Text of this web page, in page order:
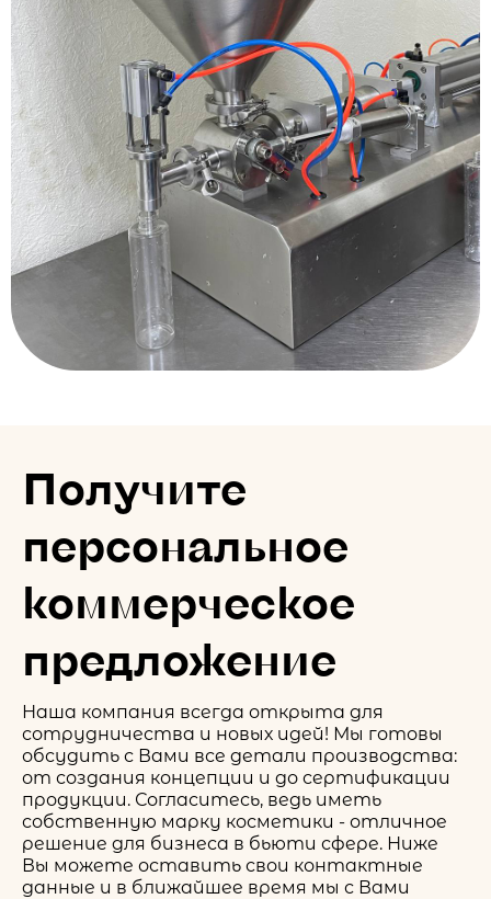
Получите
персональное
коммерческое
предложение
Наша компания всегда открыта для
сотрудничества и новых идей! Мы готовы
обсудить с Вами все детали производства:
от создания концепции и до сертификации
продукции. Согласитесь, ведь иметь
собственную марку косметики - отличное
решение для бизнеса в бьюти сфере. Ниже
Вы можете оставить свои контактные
данные и в ближайшее время мы с Вами